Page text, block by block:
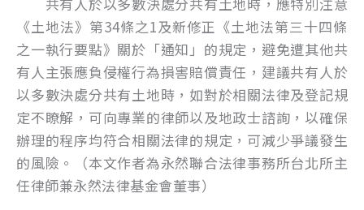
《土地法》第34條之1及新修正《土地法第三十四條
之一執行要點》關於「通知」的規定，避免遭其他共
有人主張應負侵權行為損害賠償責任，建議共有人於
以多數決處分共有土地時，如對於相關法律及登記規
定不瞭解，可向專業的律師以及地政士諮詢，以確保
辦理的程序均符合相關法律的規定，可減少爭議發生
的風險。（本文作者為永然聯合法律事務所台北所主
任律師兼永然法律基金會董事）